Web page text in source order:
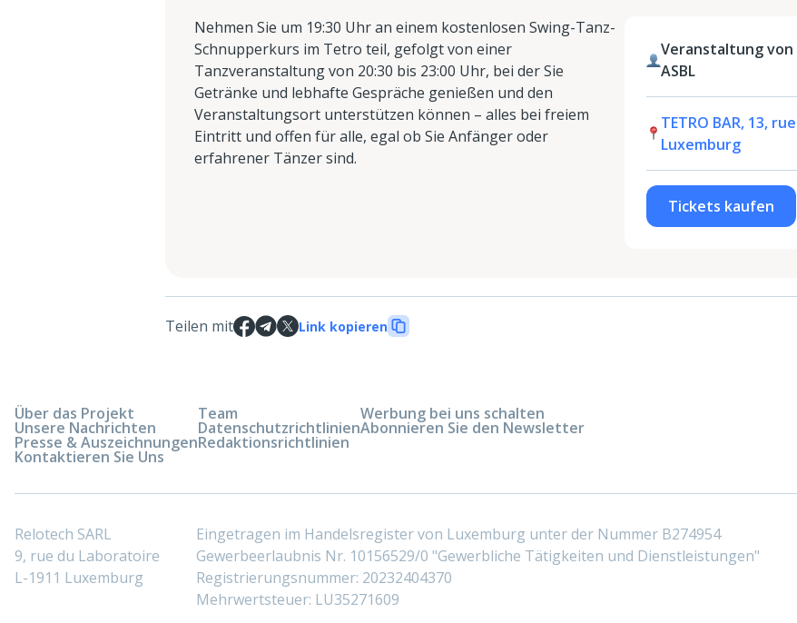
Nehmen Sie um 19:30 Uhr an einem kostenlosen Swing-Tanz-
Schnupperkurs im Tetro teil, gefolgt von einer
Tanzveranstaltung von 20:30 bis 23:00 Uhr, bei der Sie
Getränke und lebhafte Gespräche genießen und den
Veranstaltungsort unterstützen können – alles bei freiem
Eintritt und offen für alle, egal ob Sie Anfänger oder
erfahrener Tänzer sind.
Veranstaltung von
ASBL
TETRO BAR, 13,
Luxemburg
Tickets kaufen
Teilen mit Link kopieren
Über das Projekt
Unsere Nachrichten
Presse & Auszeichnungen
Kontaktieren Sie Uns
Team
Datenschutzrichtlinien
Redaktionsrichtlinien
Werbung bei uns schalten
Abonnieren Sie den Newsletter
Relotech SARL
9, rue du Laboratoire
L-1911 Luxemburg
Eingetragen im Handelsregister von Luxemburg unter der Nummer B274954
Gewerbeerlaubnis Nr. 10156529/0 "Gewerbliche Tätigkeiten und Dienstleistungen"
Registrierungsnummer: 20232404370
Mehrwertsteuer: LU35271609